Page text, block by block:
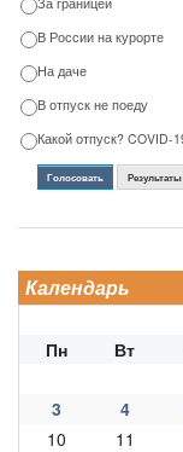
В России на курорте
На даче
В отпуск не поеду
Какой отпуск? COVID-
Голосовать Результаты
Календарь
Пн
Вт
3
4
10
11